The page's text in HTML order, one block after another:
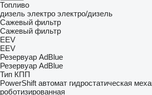
Топливо
дизель электро электро/дизель
Сажевый фильтр
Сажевый фильтр
EEV
EEV
Резервуар AdBlue
Резервуар AdBlue
Тип КПП
PowerShift автомат гидростатическая
роботизированная